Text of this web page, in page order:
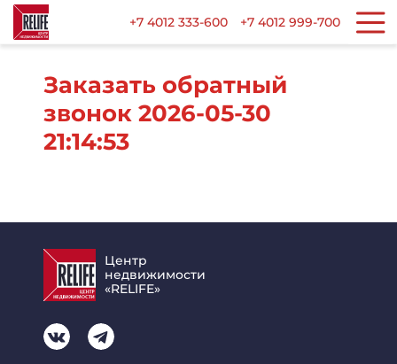
+7 4012 333-600 +7 4012 999-700
Заказать обратный
звонок 2026-05-30
21:14:53
Центр
недвижимости
«RELIFE»